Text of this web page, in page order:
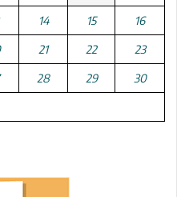
14 15 16
21 22 23
28 29 30